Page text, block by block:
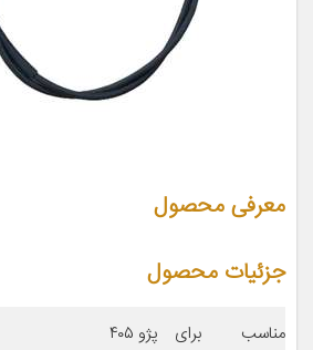
معرفی محصول
جزئیات محصول
مناسب برای
پژو ۴۰۵